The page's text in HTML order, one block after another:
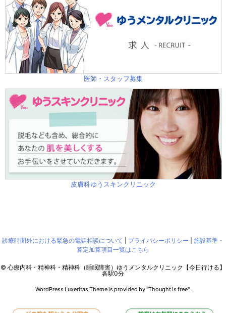
医師・スタッフ募集
皮膚科ゆうスキンクリニック
診療時間外における緊急の電話相談について プライバシーポリシー
施設基準・
算定加算項目一覧はこちら
© 心療内科・精神科・精神科（睡眠障害）ゆうメンタルクリニック【今日行ける】
各駅0分
WordPress Luxeritas Theme is provided by "Thought is free".